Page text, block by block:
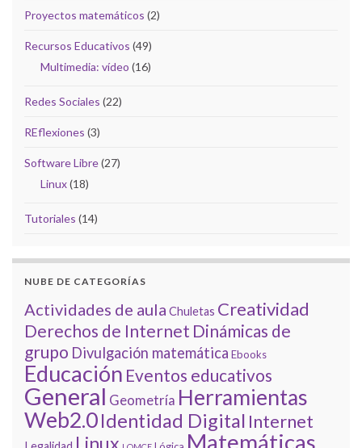
Proyectos matemáticos (2)
Recursos Educativos (49)
Multimedia: vídeo (16)
Redes Sociales (22)
REflexiones (3)
Software Libre(27)
Linux(18)
Tutoriales (14)
NUBE DE CATEGORÍAS
Actividades de aula Chuletas Creatividad
Derechos de Internet Dinámicas de
grupo Divulgación matemática Ebooks
Educación Eventos educativos
General Geometría Herramientas
Web2.0Identidad Digital Internet
Linux Matemáticas